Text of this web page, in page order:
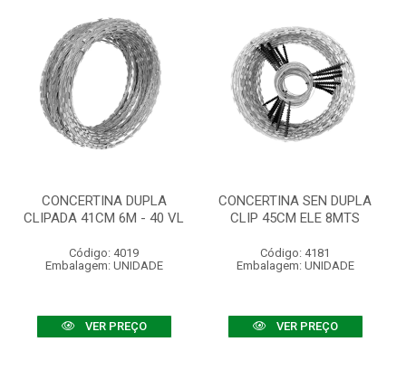
CONCERTINA DUPLA
CLIPADA 41CM 6M - 40 VL
Código: 4019
Embalagem: UNIDADE
VER PREÇO
CONCERTINA SEN DUPLA
CLIP 45CM ELE 8MTS
Código: 4181
Embalagem: UNIDADE
VER PREÇO